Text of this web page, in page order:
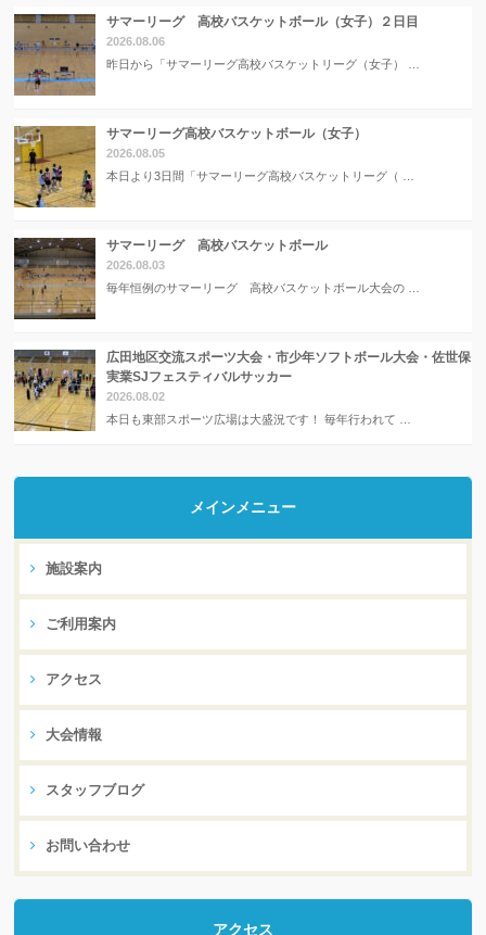
サマーリーグ 高校バスケットボール（女子）２日目
2026.08.06
昨日から「サマーリーグ高校バスケットリーグ（女子） …
サマーリーグ高校バスケットボール（女子）
2026.08.05
本日より3日間「サマーリーグ高校バスケットリーグ（ …
サマーリーグ 高校バスケットボール
2026.08.03
毎年恒例のサマーリーグ 高校バスケットボール大会の …
広田地区交流スポーツ大会・市少年ソフトボール大会・佐世保
実業SJフェスティバルサッカー
2026.08.02
本日も東部スポーツ広場は大盛況です！ 毎年行われて …
メインメニュー
施設案内
ご利用案内
アクセス
大会情報
スタッフブログ
お問い合わせ
アクセス